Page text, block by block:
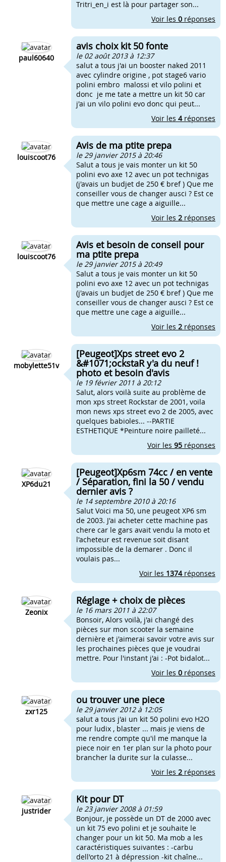
Tritri_en_i est là pour partager son...
Voir les 0 réponses
paul60640
avis choix kit 50 fonte
le 02 août 2013 à 12:37
salut a tous j'ai un booster naked 2011
avec cylindre origine , pot stage6 vario
polini embro malossi et vilo polini et
donc je me tate a mettre un kit 50 car
j'ai un vilo polini evo donc qui peut...
Voir les 4réponses
louiscoot76
Avis de ma ptite prepa
le 29 janvier 2015 à 20:46
Salut a tous je vais monter un kit 50
polini evo axe 12 avec un pot technigas
(j'avais un budjet de 250 € bref ) Que me
conseiller vous de changer ausci ? Est ce
que mettre une cage a aiguille...
Voir les 2 réponses
louiscoot76
Avis et besoin de conseil pour
ma ptite prepa
le 29 janvier 2015 à 20:49
Salut a tous je vais monter un kit 50
polini evo axe 12 avec un pot technigas
(j'avais un budjet de 250 € bref ) Que me
conseiller vous de changer ausci ? Est ce
que mettre une cage a aiguille...
Voir les 2 réponses
mobylette51v
[Peugeot]Xps street evo 2
&#1071;ockstaR y'a du neuf !
photo et besoin d'avis
le 19 février 2011 à 20:12
Salut, alors voilà suite au problème de
mon xps street Rockstar de 2001, voila
mon news xps street evo 2 de 2005, avec
quelques babioles... --PARTIE
ESTHETIQUE *Peinture noire pailleté...
Voir les 95 réponses
XP6du21
[Peugeot]Xp6sm 74cc / en vente
/ Séparation, fini la 50 / vendu
dernier avis ?
le 14 septembre 2010 à 20:16
Salut Voici ma 50, une peugeot XP6 sm
de 2003. J'ai acheter cette machine pas
chere car le gars avait vendu la moto et
l'acheteur est revenue soit disant
impossible de la demarer . Donc il
voulais pas...
Voir les 1374réponses
Zeonix
Réglage + choix de pièces
le 16 mars 2011 à 22:07
Bonsoir, Alors voilà, j'ai changé des
pièces sur mon scooter la semaine
dernière et j'aimerai savoir votre avis sur
les prochaines pièces que je voudrai
mettre. Pour l'instant j'ai : -Pot bidalot...
Voir les 0 réponses
zxr125
ou trouver une piece
le 29 janvier 2012 à 12:05
salut a tous j'ai un kit 50 polini evo H2O
pour ludix , blaster ... mais je viens de
me rendre compte qu'il me manque la
piece noir en 1er plan sur la photo pour
brancher la durite sur la culasse...
Voir les 2 réponses
justrider
Kit pour DT
le 23 janvier 2008 à 01:59
Bonjour, je possède un DT de 2000 avec
un kit 75 evo polini et je souhaite le
changer pour un kit 50. Ma mob a les
caractéristiques suivantes : -carbu
dell'orto 21 à dépression -kit chaîne...